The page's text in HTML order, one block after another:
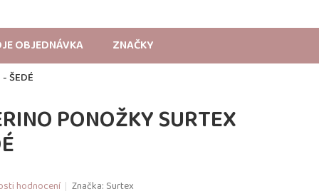
OBJEDNÁVKA ZNAČKY
ŠEDÉ
PONOŽKY SURTEX
hodnocení Značka: Surtex